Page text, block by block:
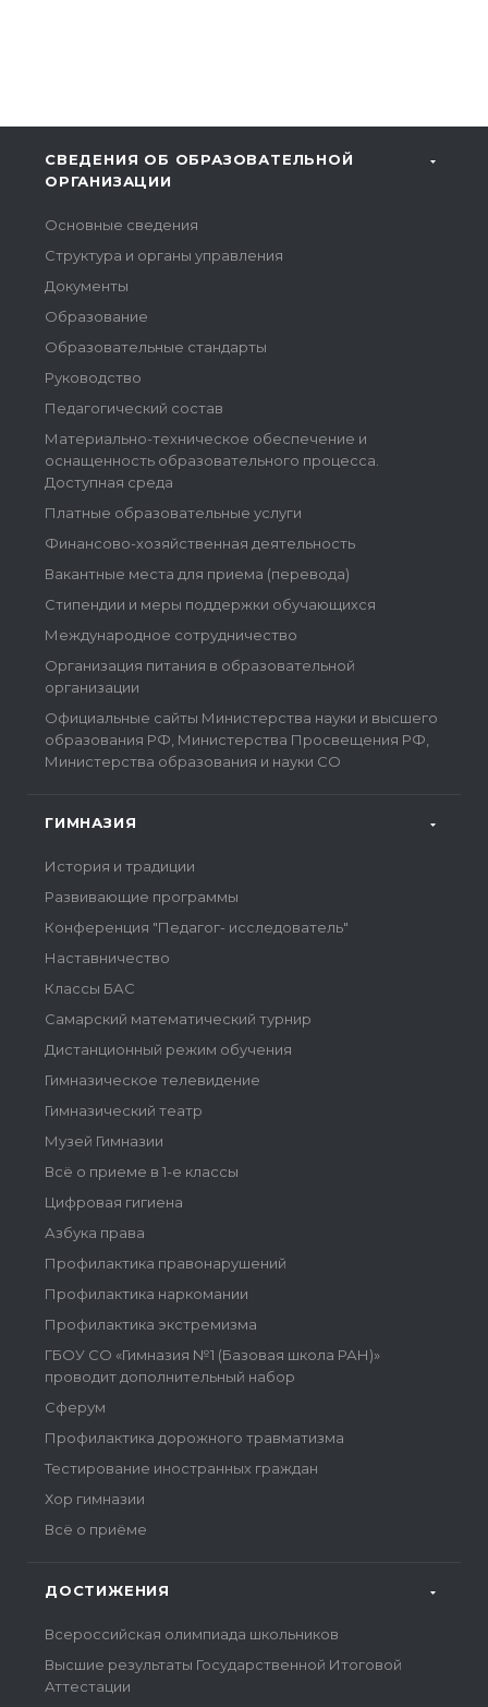
СВЕДЕНИЯ ОБ ОБРАЗОВАТЕЛЬНОЙ
ОРГАНИЗАЦИИ
Основные сведения
Структура и органы управления
Документы
Образование
Образовательные стандарты
Руководство
Педагогический состав
Материально-техническое обеспечение и
оснащенность образовательного процесса.
Доступная среда
Платные образовательные услуги
Финансово-хозяйственная деятельность
Вакантные места для приема (перевода)
Стипендии и меры поддержки обучающихся
Международное сотрудничество
Организация питания в образовательной
организации
Официальные сайты Министерства науки и высшего
образования РФ, Министерства Просвещения РФ,
Министерства образования и науки СО
ГИМНАЗИЯ
История и традиции
Развивающие программы
Конференция "Педагог- исследователь"
Наставничество
Классы БАС
Самарский математический турнир
Дистанционный режим обучения
Гимназическое телевидение
Гимназический театр
Музей Гимназии
Всё о приеме в 1-е классы
Цифровая гигиена
Азбука права
Профилактика правонарушений
Профилактика наркомании
Профилактика экстремизма
ГБОУ СО «Гимназия №1 (Базовая школа РАН)»
проводит дополнительный набор
Сферум
Профилактика дорожного травматизма
Тестирование иностранных граждан
Хор гимназии
Всё о приёме
ДОСТИЖЕНИЯ
Всероссийская олимпиада школьников
Высшие результаты Государственной Итоговой
Аттестации